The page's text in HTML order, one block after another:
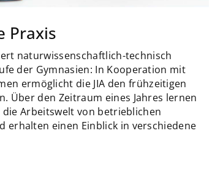
Praxis
naturwissenschaftlich-technisch
der Gymnasien: In Kooperation mit
ermöglicht die JIA den frühzeitigen
Über den Zeitraum eines Jahres lernen
Arbeitswelt von betrieblichen
erhalten einen Einblick in verschiedene